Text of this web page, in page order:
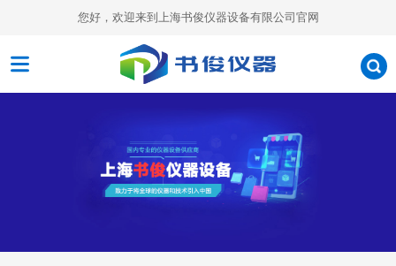
您好，欢迎来到上海书俊仪器设备有限公司官网